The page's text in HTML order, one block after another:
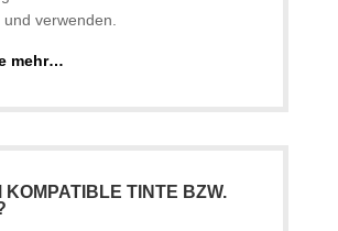
verwenden.
mehr…
KOMPATIBLE TINTE BZW.